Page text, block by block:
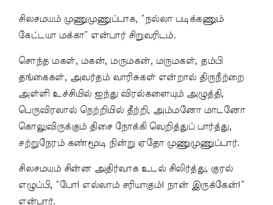
சிலசமயம் முணுமுணுப்பாக, “நல்லா படிக்கணும்
கேட்டயா மக்கா” என்பார் சிறுவரிடம்.
சொந்த மகள், மகன், மருமகன், மருமகள், தம்பி
தங்கைகள், அவர்தம் வாரிசுகள் என்றால் திருநீற்றை
அள்ளி உச்சியில் ஐந்து விரல்களையும் அழுத்தி,
பெருவிரலால் நெற்றியில் தீற்றி, அம்மனோ மாடனோ
கொலுவிருக்கும் திசை நோக்கி வெறித்துப் பார்த்து,
சற்றுநேரம் கண்மூடி நின்று ஏதோ முணுமுணுப்பார்.
சிலசமயம் சின்ன அதிர்வாக உடல் சிலிர்த்து, குரல்
எழுப்பி, “போ! எல்லாம் சரியாகும்! நான் இருக்கேன்!”
என்பார்.